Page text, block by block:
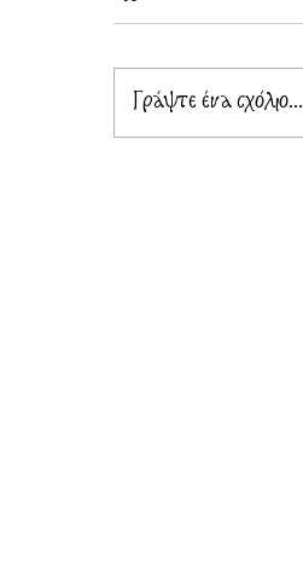
Γράψτε ένα σχόλιο...